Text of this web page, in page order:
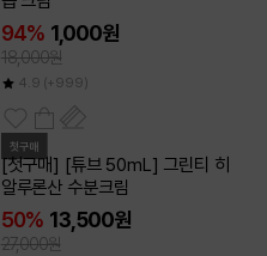
94% 1,000원
18,000원
4.9 (+999)
첫구매
[첫구매] [튜브 50mL] 그린티 히
알루론산 수분크림
50% 13,500원
27,000원